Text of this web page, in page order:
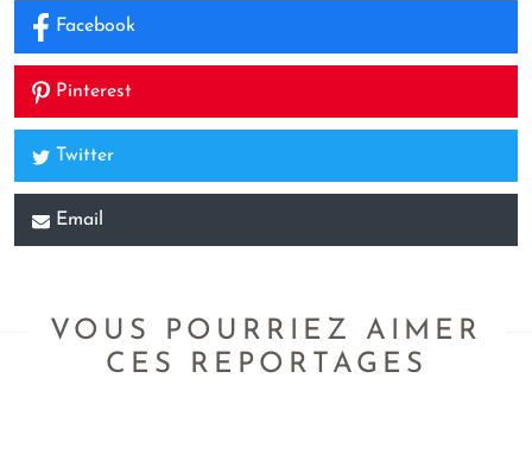
Facebook
Pinterest
Twitter
Email
VOUS POURRIEZ AIMER
CES REPORTAGES